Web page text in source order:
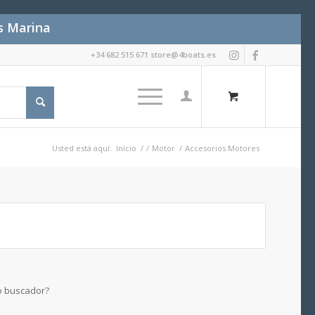
Marina
+34 682 515 671 store@4boats.es
Usted está aquí: Inicio / / Motor / Accesorios Motores
buscador?